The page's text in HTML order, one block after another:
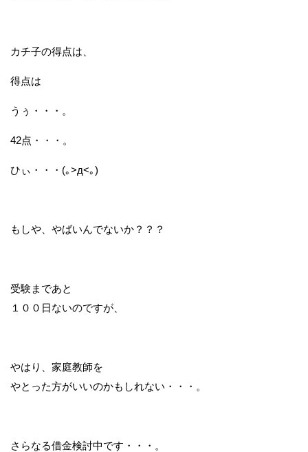
カチ子の得点は、
得点は
うぅ・・・。
42点・・・。
ひぃ・・・(｡>д<｡)
もしや、やばいんでないか？？？
受験まであと
１００日ないのですが、
やはり、家庭教師を
やとった方がいいのかもしれない・・・。
さらなる借金検討中です・・・。